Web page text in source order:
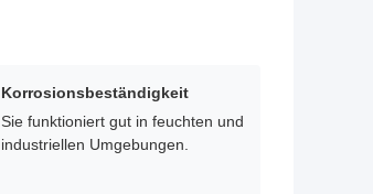
Korrosionsbeständigkeit
Sie funktioniert gut in feuchten und
industriellen Umgebungen.